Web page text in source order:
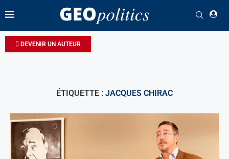
DEVENIR UN AUTEUR
ÉTIQUETTE : JACQUES CHIRAC